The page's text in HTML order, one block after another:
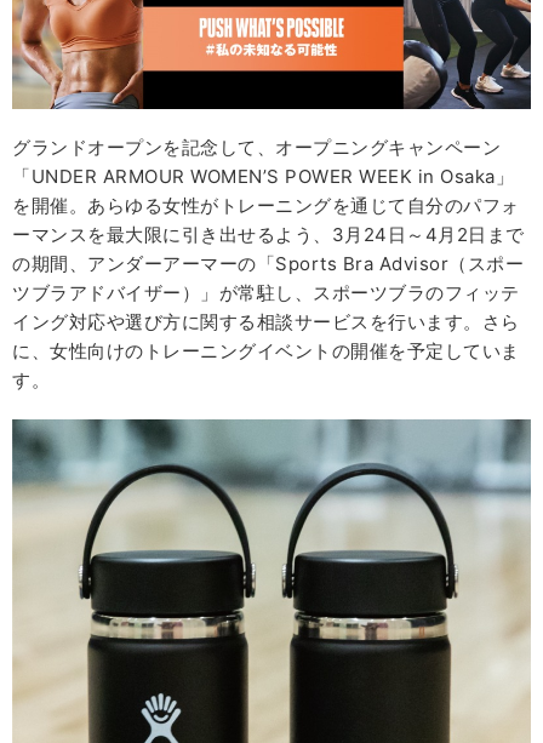
グランドオープンを記念して、オープニングキャンペーン
「UNDER ARMOUR WOMEN’S POWER WEEK in Osaka」
を開催。あらゆる女性がトレーニングを通じて自分のパフォ
ーマンスを最大限に引き出せるよう、3月24日～4月2日まで
の期間、アンダーアーマーの「Sports Bra Advisor（スポー
ツブラアドバイザー）」が常駐し、スポーツブラのフィッテ
イング対応や選び方に関する相談サービスを行います。さら
に、女性向けのトレーニングイベントの開催を予定していま
す。